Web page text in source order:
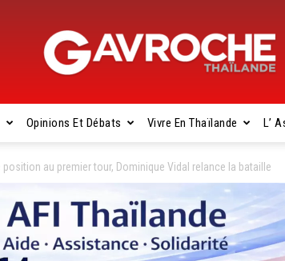
Gavroche
Thaïlande
Opinions Et Débats Vivre En Thaïlande L’
position au premier tour, Dominique Vidal relance la bataille